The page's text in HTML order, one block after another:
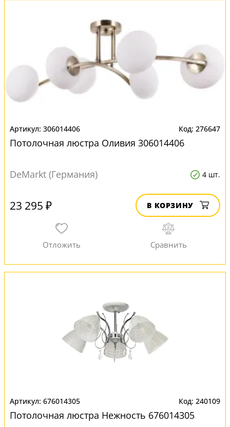
306014406 276647
Потолочная люстра Оливия 306014406
DeMarkt (Германия) 4 шт.
23 295 ₽ В КОРЗИНУ
676014305 240109
Потолочная люстра Нежность 676014305